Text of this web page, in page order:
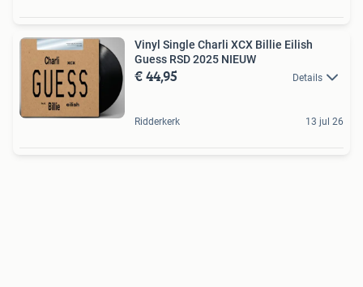
Vinyl Single Charli XCX Billie Eilish
Guess RSD 2025 NIEUW
€ 44,95 Details
Ridderkerk 13 jul 26